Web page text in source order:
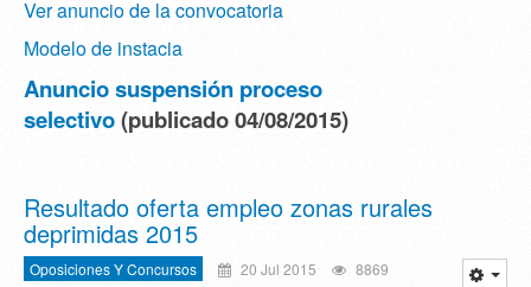
Ver anuncio de la convocatoria
Modelo de instacia
Anuncio suspensión proceso
selectivo(publicado 04/08/2015)
Resultado oferta empleo zonas rurales
deprimidas 2015
Oposiciones Y Concursos 20 Jul 2015 8869